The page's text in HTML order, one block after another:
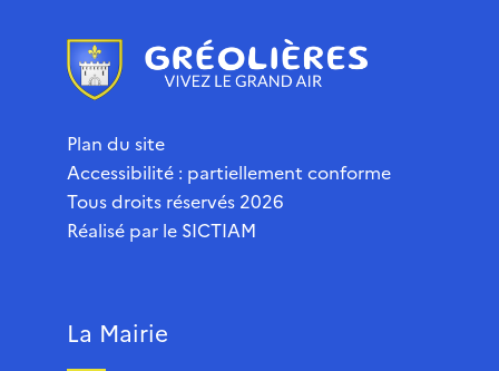
Plan du site
Accessibilité : partiellement conforme
Tous droits réservés 2026
Réalisé par le SICTIAM
La Mairie